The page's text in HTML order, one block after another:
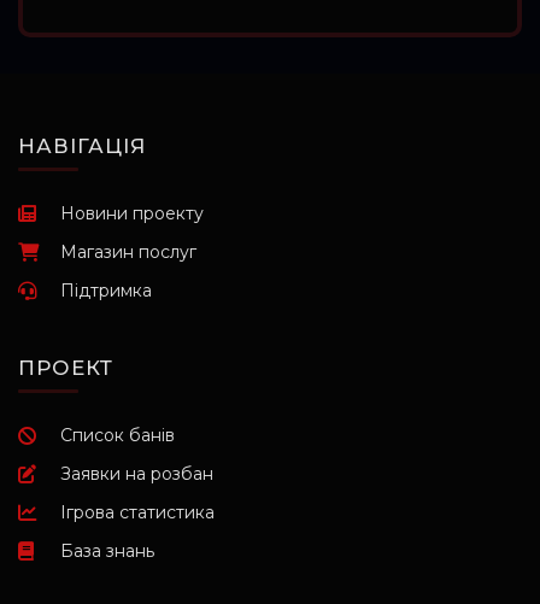
НАВІГАЦІЯ
Новини проекту
Магазин послуг
Підтримка
ПРОЕКТ
Список банів
Заявки на розбан
Ігрова статистика
База знань